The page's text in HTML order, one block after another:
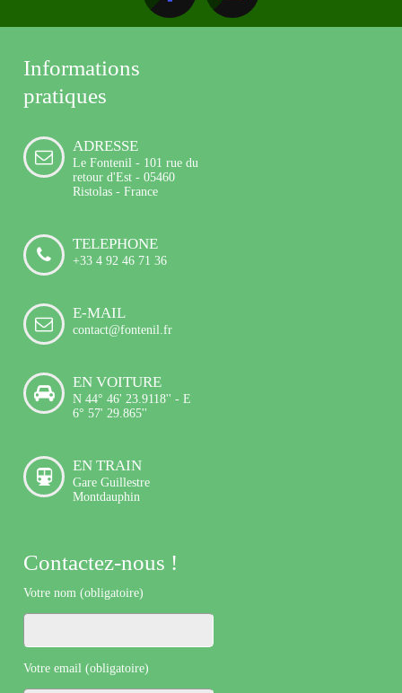
Informations
pratiques
ADRESSE
Le Fontenil - 101 rue du
retour d'Est - 05460
Ristolas - France
TELEPHONE
+33 4 92 46 71 36
E-MAIL
contact@fontenil.fr
EN VOITURE
N 44° 46' 23.9118'' - E
6° 57' 29.865''
EN TRAIN
Gare Guillestre
Montdauphin
Contactez-nous !
Votre nom (obligatoire)
Votre email (obligatoire)